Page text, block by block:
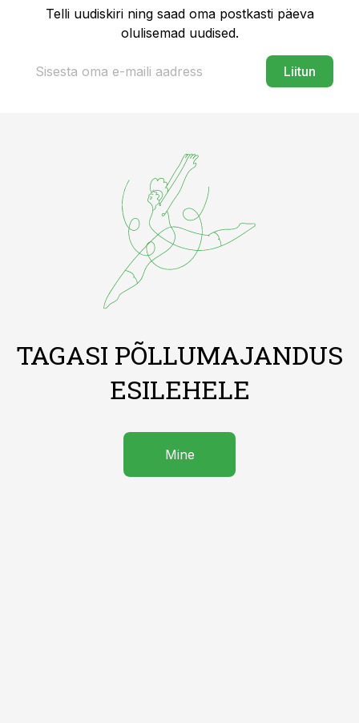
Telli uudiskiri ning saad oma postkasti päeva
olulisemad uudised.
Liitun
TAGASI PÕLLUMAJANDUS
ESILEHELE
Mine